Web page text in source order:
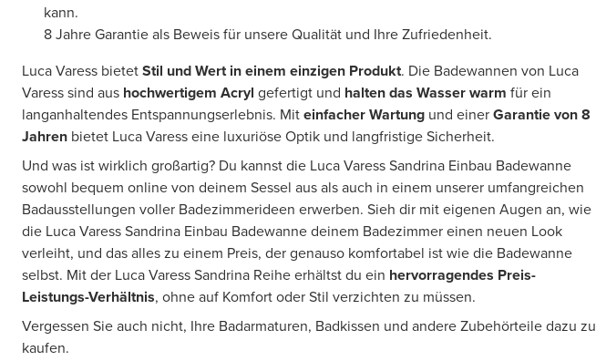
kann.
8 Jahre Garantie als Beweis für unsere Qualität und Ihre Zufriedenheit.
Luca Varess bietetStil und Wert in einem einzigen Produkt. Die Badewannen von Luca
Varess sind aus hochwertigem Acryl gefertigt und halten das Wasser warm für ein
langanhaltendes Entspannungserlebnis. Miteinfacher Wartung und einerGarantie von 8
Jahren bietet Luca Varess eine luxuriöse Optik und langfristige Sicherheit.
Und was ist wirklich großartig? Du kannst die Luca Varess Sandrina Einbau Badewanne
sowohl bequem online von deinem Sessel aus als auch in einem unserer umfangreichen
Badausstellungen voller Badezimmerideen erwerben. Sieh dir mit eigenen Augen an, wie
die Luca Varess Sandrina Einbau Badewanne deinem Badezimmer einen neuen Look
verleiht, und das alles zu einem Preis, der genauso komfortabel ist wie die Badewanne
selbst. Mit der Luca Varess Sandrina Reihe erhältst du ein hervorragendes Preis-
Leistungs-Verhältnis, ohne auf Komfort oder Stil verzichten zu müssen.
Vergessen Sie auch nicht, Ihre Badarmaturen, Badkissen und andere Zubehörteile dazu zu
kaufen.